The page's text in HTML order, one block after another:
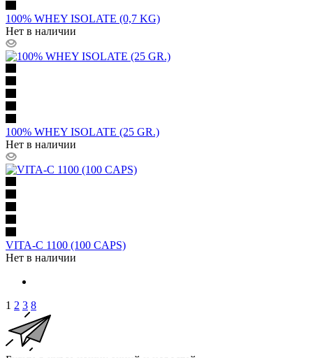
100% WHEY ISOLATE (0,7 KG)
Нет в наличии
100% WHEY ISOLATE (25 GR.)
Нет в наличии
VITA-C 1100 (100 CAPS)
Нет в наличии
1 2 3 8